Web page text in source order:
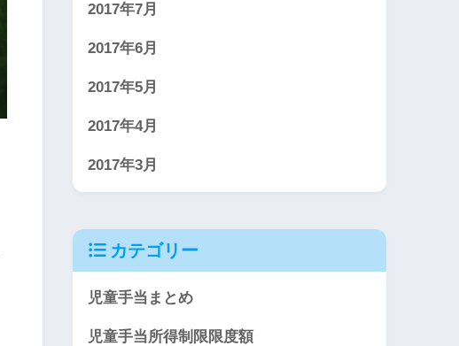
2017年7月
2017年6月
2017年5月
2017年4月
2017年3月
カテゴリー
児童手当まとめ
児童手当所得制限限度額